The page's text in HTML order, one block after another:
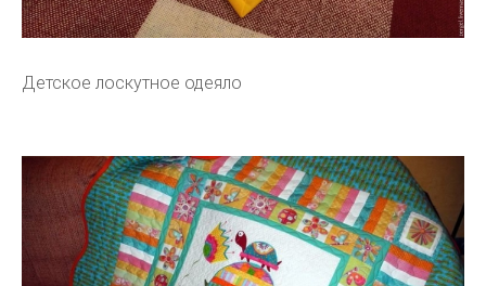
Детское лоскутное одеяло